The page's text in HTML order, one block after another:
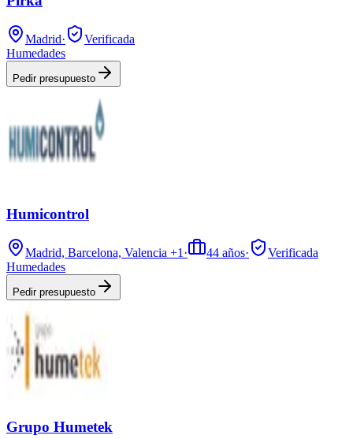
Madrid·
Verificada
Humedades
Pedir presupuesto
Humicontrol
Madrid, Barcelona, Valencia +1 · 44 años·
Verificada
Humedades
Pedir presupuesto
Grupo Humetek